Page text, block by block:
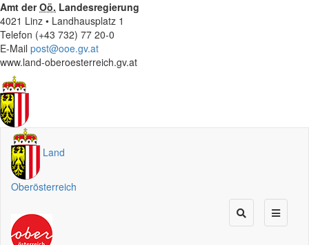
Amt derOö. Landesregierung
4021 Linz • Landhausplatz 1
Telefon (+43 732) 77 20-0
E-Mail post@ooe.gv.at
www.land-oberoesterreich.gv.at
Land
Oberösterreich